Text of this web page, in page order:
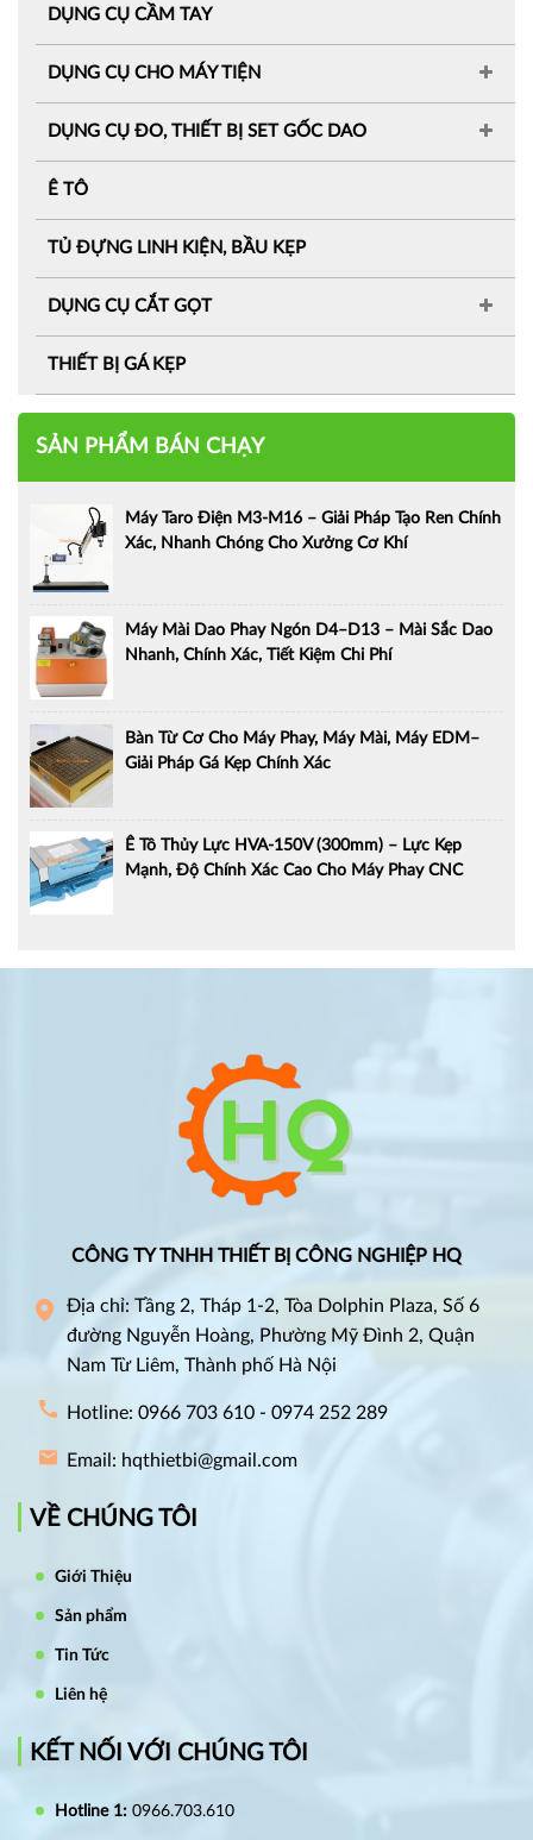
DỤNG CỤ CẦM TAY
DỤNG CỤ CHO MÁY TIỆN
DỤNG CỤ ĐO, THIẾT BỊ SET GỐC DAO
Ê TÔ
TỦ ĐỰNG LINH KIỆN, BẦU KẸP
DỤNG CỤ CẮT GỌT
THIẾT BỊ GÁ KẸP
SẢN PHẨM BÁN CHẠY
Máy Taro Điện M3-M16 – Giải Pháp Tạo Ren Chính
Xác, Nhanh Chóng Cho Xưởng Cơ Khí
Máy Mài Dao Phay Ngón D4–D13 – Mài Sắc Dao
Nhanh, Chính Xác, Tiết Kiệm Chi Phí
Bàn Từ Cơ Cho Máy Phay, Máy Mài, Máy EDM–
Giải Pháp Gá Kẹp Chính Xác
Ê Tô Thủy Lực HVA-150V (300mm) – Lực Kẹp
Mạnh, Độ Chính Xác Cao Cho Máy Phay CNC
CÔNG TY TNHH THIẾT BỊ CÔNG NGHIỆP HQ
Địa chỉ: Tầng 2, Tháp 1-2, Tòa Dolphin Plaza, Số 6
đường Nguyễn Hoàng, Phường Mỹ Đình 2, Quận
Nam Từ Liêm, Thành phố Hà Nội
Hotline: 0966 703 610 - 0974 252 289
Email: hqthietbi@gmail.com
VỀ CHÚNG TÔI
Giới Thiệu
Sản phẩm
Tin Tức
Liên hệ
KẾT NỐI VỚI CHÚNG TÔI
Hotline 1: 0966.703.610